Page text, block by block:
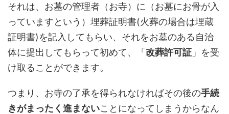
それは、 お墓の管理者（お寺）に（お墓にお骨が入
っていますという）埋葬証明書(火葬の場合は埋蔵
証明書)を記入してもらい、それをお墓のある自治
体に提出してもらって初めて、「改葬許可証 」を受
け取ることができます。
つまり、お寺の了承を得られなければその後の手続
きがまったく進まないことになってしまうからなん